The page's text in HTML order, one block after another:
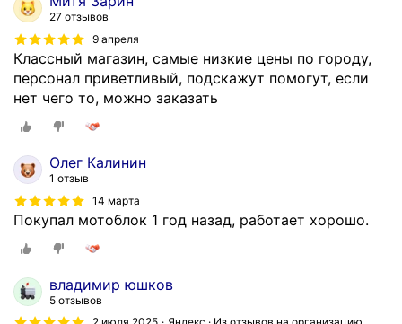
27 отзывов
9 апреля
Классный магазин, самые низкие цены по городу,
персонал приветливый, подскажут помогут, если
нет чего то, можно заказать
Олег Калинин
1 отзыв
14 марта
Покупал мотоблок 1 год назад, работает хорошо.
владимир юшков
5 отзывов